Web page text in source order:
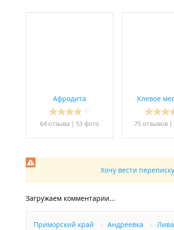
Детская площадка;
Проживание с домашними
База отдыха вЕдином реестре объектов
База отдыха в Едином реестре объектов
Афродита
64 отзывa | 53 фото
Клевое
75 отзывов|
Хочу вести
Загружаем комментарии...
Приморский край Андреевка